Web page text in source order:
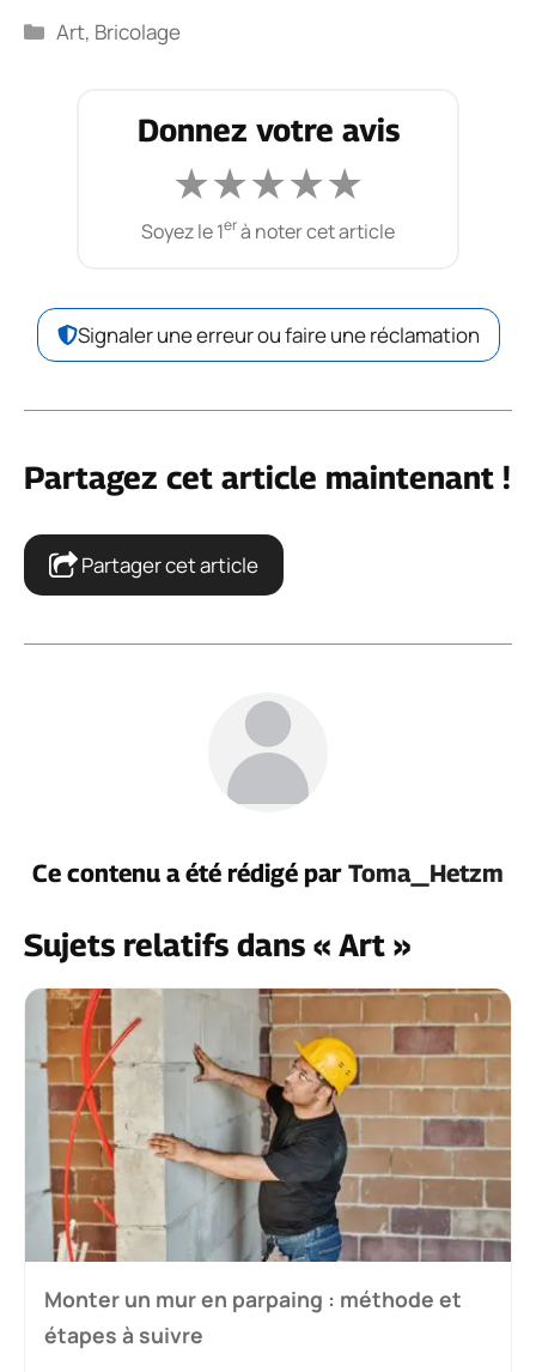
Catégories
Art, Bricolage
Donnez votre avis
★★★★★
Soyez le 1erà noter cet article
Signaler une erreur ou faire une réclamation
Partagez cet article maintenant !
Partager cet article
Ce contenu a été rédigé par Toma_Hetzm
Sujets relatifs dans « Art »
Monter un mur en parpaing : méthode et
étapes à suivre